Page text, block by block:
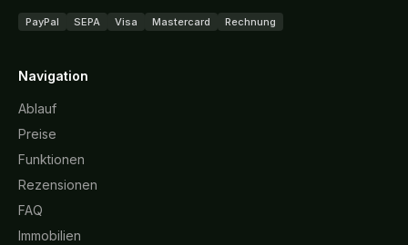
PayPal SEPA Visa Mastercard Rechnung
Navigation
Ablauf
Preise
Funktionen
Rezensionen
FAQ
Immobilien